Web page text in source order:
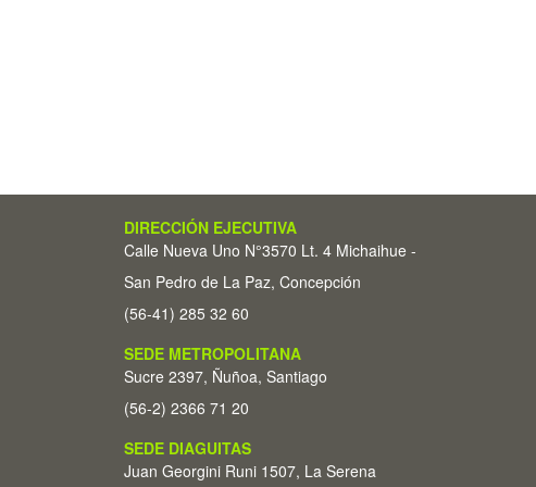
DIRECCIÓN EJECUTIVA
Calle Nueva Uno N°3570 Lt. 4 Michaihue -
San Pedro de La Paz, Concepción
(56-41) 285 32 60
SEDE METROPOLITANA
Sucre 2397, Ñuñoa, Santiago
(56-2) 2366 71 20
SEDE DIAGUITAS
Juan Georgini Runi 1507, La Serena